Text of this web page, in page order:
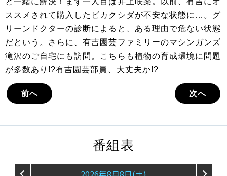
ススメされて購入したビカクシダが不安な状態に…。グ
リーンドクターの診断によると、ある理由で危ない状態
だという。さらに、有吉園芸ファミリーのマシンガンズ
滝沢のご自宅にも訪問。こちらも植物の育成環境に問題
が多数あり!?有吉園芸部員、大丈夫か!?
前へ 次へ
番組表